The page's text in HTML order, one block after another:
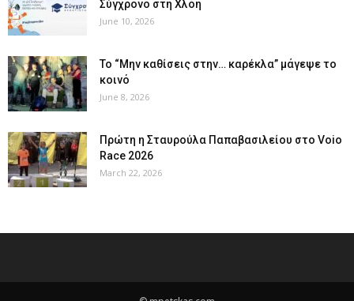
Σύγχρονο στη Χλόη
June 10, 2026
Το “Μην καθίσεις στην… καρέκλα” μάγεψε το
κοινό
June 8, 2026
Πρώτη η Σταυρούλα Παπαβασιλείου στο Voio
Race 2026
March 22, 2026